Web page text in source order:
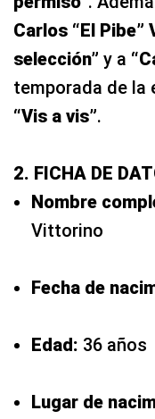
Carlos “El Pibe”
selección” y a
temporada de la
“Vis a vis”.
2. FICHA DE
Nombre
Vittorino
Fecha de
Edad: 36 años
Lugar de